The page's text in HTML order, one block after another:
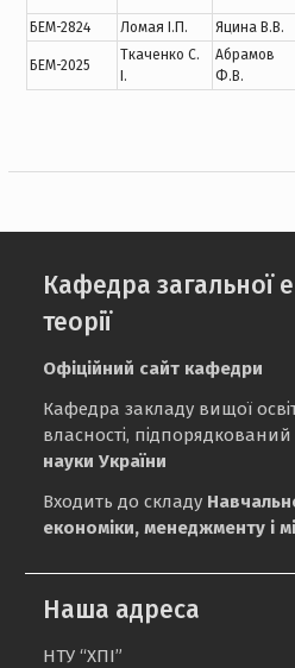
БЕМ-2824
Ломая І.П. Яцина В.В.
БЕМ-2025
Ткаченко С.
І.
Абрамов
Ф.В.
Кафедра загальної
теорії
Офіційний сайт кафедри
Кафедра закладу вищої
власності,
науки України
Входить до складу
економіки, менеджменту і
Наша адреса
НТУ “ХПІ”